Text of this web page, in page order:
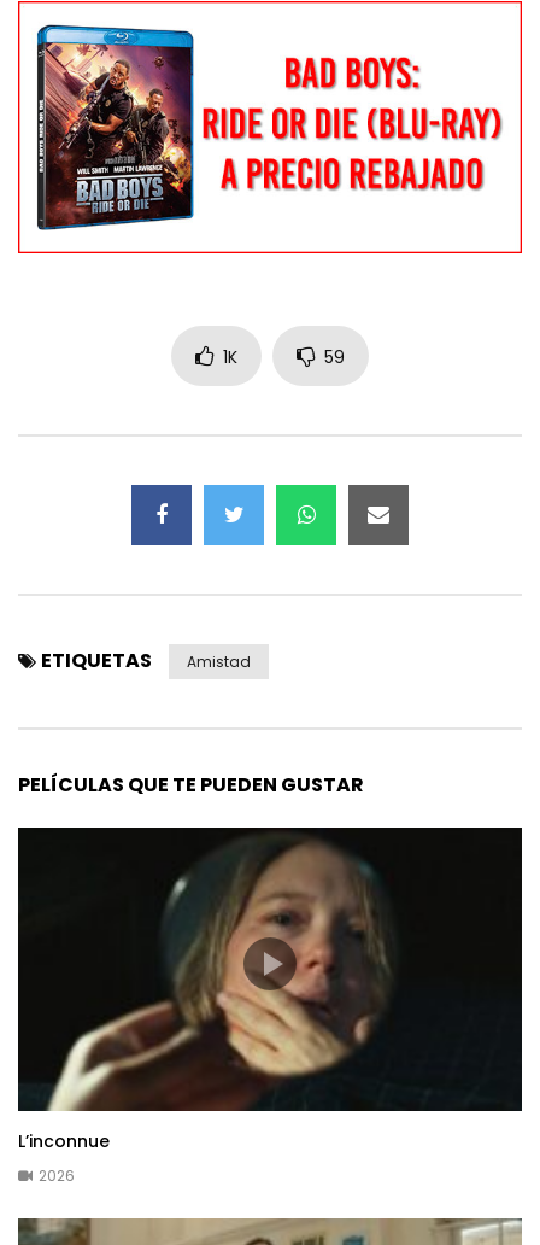
1K 59
ETIQUETAS Amistad
PELÍCULAS QUE TE PUEDEN GUSTAR
L’inconnue
2026